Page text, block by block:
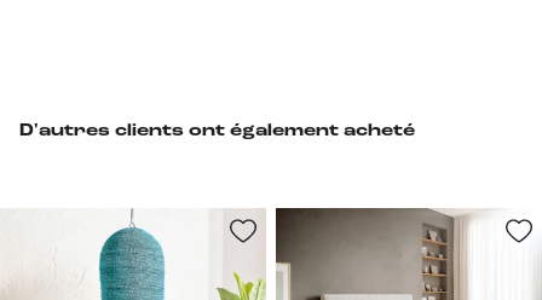
D'autres clients ont également acheté